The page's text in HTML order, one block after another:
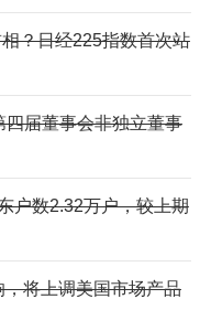
？日经225指数首次站
届董事会非独立董事
户数2.32万户，较上期
将上调美国市场产品